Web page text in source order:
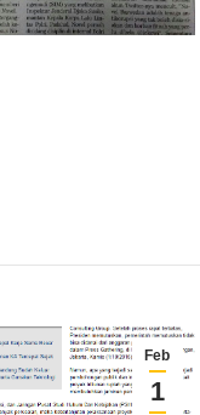
Feb
1